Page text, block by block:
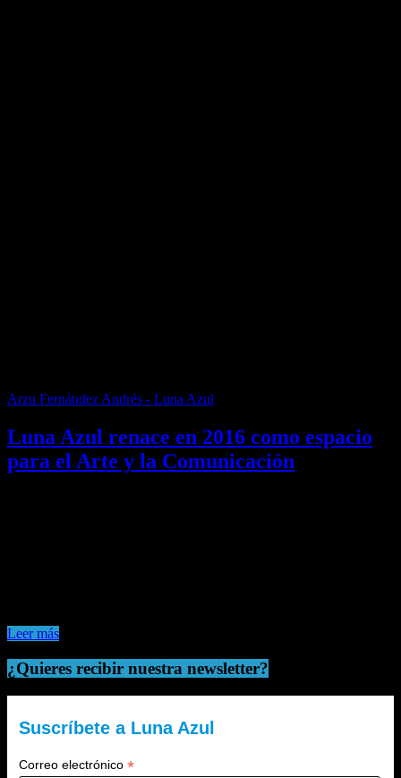
Arzu Fernández Andrés - Luna Azul
Luna Azul renace en 2016 como espacio
para el Arte y la Comunicación
Leer más
¿Quieres recibir nuestra newsletter?
Suscríbete a Luna Azul
Correo electrónico *